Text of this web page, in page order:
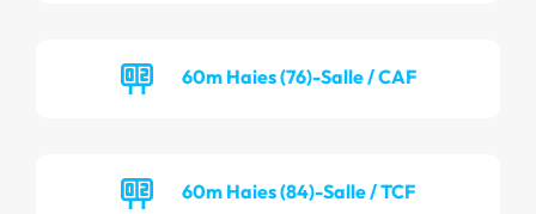
60m Haies (76)-Salle / CAF
60m Haies (84)-Salle / TCF